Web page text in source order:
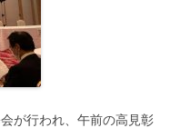
が行われ、午前の高見彰